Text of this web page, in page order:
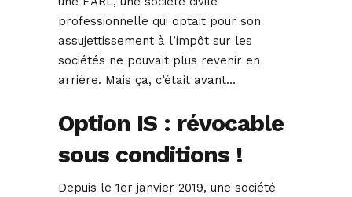
professionnelle qui optait pour son
assujettissement à l’impôt sur les
sociétés ne pouvait plus revenir en
arrière. Mais ça, c’était avant…
Option IS : révocable
sous conditions !
Depuis le 1er janvier 2019, une société